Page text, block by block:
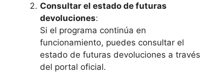
Consultar el estado de futuras
devoluciones:
Si el programa continúa en
funcionamiento, puedes consultar el
estado de futuras devoluciones a través
del portal oficial.